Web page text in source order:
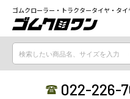
ゴムクローラー・トラクタータイヤ・タ
022-226-